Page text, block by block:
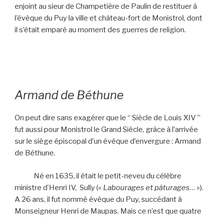
enjoint au sieur de Champetière de Paulin de restituer à
l’évêque du Puy la ville et château-fort de Monistrol, dont
il s’était emparé au moment des guerres de religion.
Armand de Béthune
On peut dire sans exagérer que le “ Siècle de Louis XIV ”
fut aussi pour Monistrol le Grand Siècle, grâce à l’arrivée
sur le siège épiscopal d’un évêque d’envergure : Armand
de Béthune.
Né en 1635, il était le petit-neveu du célèbre
ministre d’Henri IV, Sully (« Labourages et pâturages… »).
A 26 ans, il fut nommé évêque du Puy, succédant à
Monseigneur Henri de Maupas. Mais ce n’est que quatre